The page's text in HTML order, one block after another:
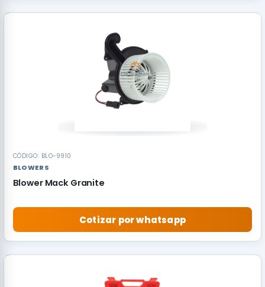
CÓDIGO: BLO-9910
BLOWERS
Blower Mack Granite
Cotizar por whatsapp